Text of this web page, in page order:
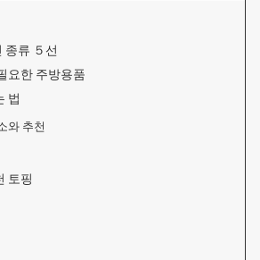
종류 ５선
요한 주방용품
법
와 추천
토핑